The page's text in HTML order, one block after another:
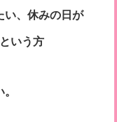
い、休みの日が
いう方